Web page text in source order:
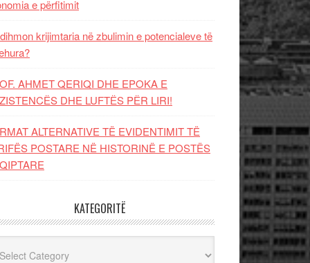
e përfitimit
krijimtaria në zbulimin e potencialeve të
AHMET QERIQI DHE EPOKA E
DHE LUFTЁS PЁR LIRI!
ALTERNATIVE TË EVIDENTIMIT TË
POSTARE NË HISTORINË E POSTËS
KATEGORITË